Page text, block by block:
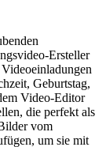
Ersteller
Geburtstag,
Video-Editor
die perfekt als
vom
um sie mit